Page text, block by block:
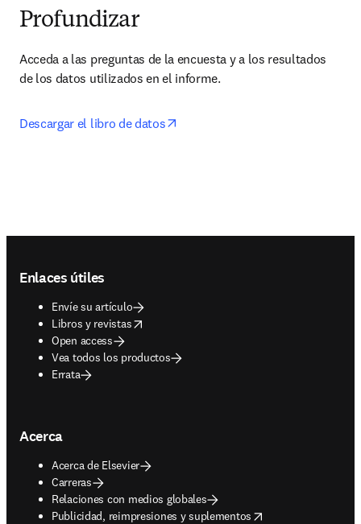
Profundizar
Acceda a las preguntas de la encuesta y a los resultados
de los datos utilizados en el informe.
Descargar el libro de datos
Enlaces útiles
Envíe su artículo
Libros y revistas
opens in new tab/window
Open access
Vea todos los productos
Errata
Acerca
Acerca de Elsevier
Carreras
Relaciones con medios globales
Publicidad, reimpresiones y suplementos
opens in new tab/window